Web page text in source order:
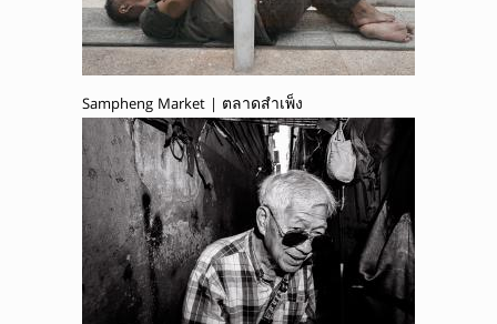
Sampheng Market | ตลาดสำเพ็ง